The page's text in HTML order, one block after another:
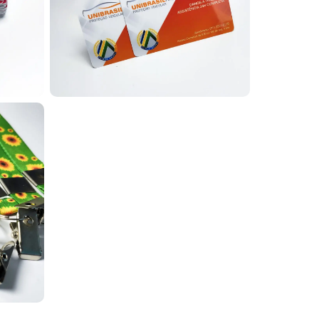
+
dpi), frente e verso, com as cores e o
mais organização e segurança. Produzidos
da marca, agregando profissionalismo ao
Além de manter o crachá sempre